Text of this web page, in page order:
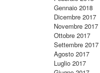
Gennaio 2018
Dicembre 2017
Novembre 2017
Ottobre 2017
Settembre 2017
Agosto 2017
Luglio 2017